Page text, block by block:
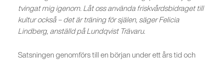
tvingat mig igenom. Låt oss använda friskvårdsbidraget till
kultur också – det är träning för själen, säger Felicia
Lindberg, anställd på Lundqvist Trävaru.
Satsningen genomförs till en början under ett års tid och